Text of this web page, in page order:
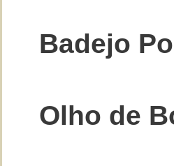
Badejo
Olho de